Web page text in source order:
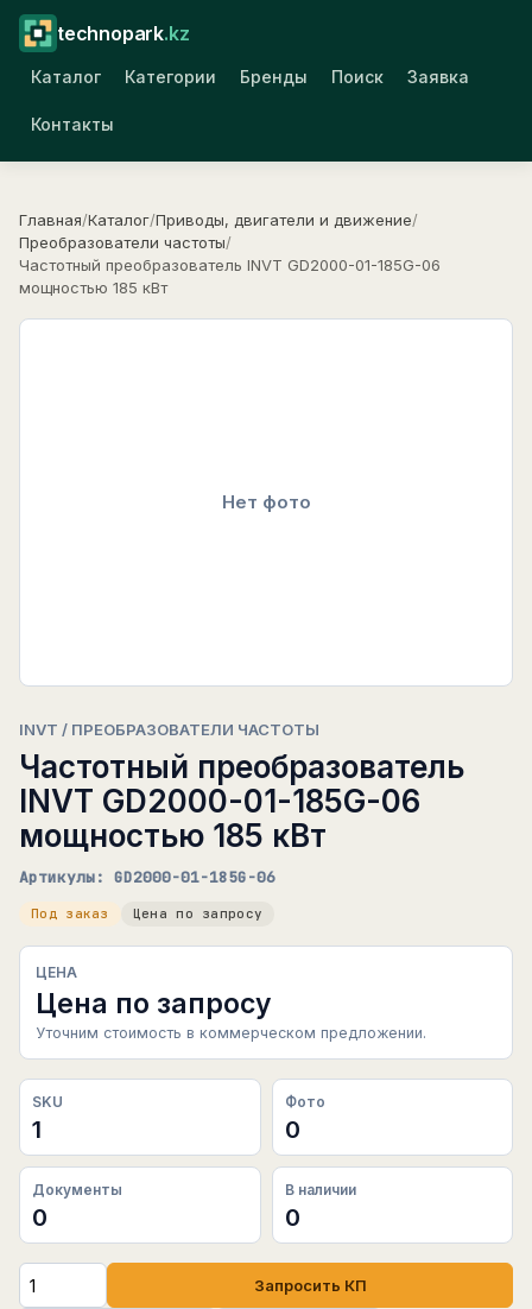
technopark.kz
Каталог Категории Бренды Поиск Заявка
Контакты
Главная/Каталог/Приводы, двигатели и движение/
Преобразователи частоты/
Частотный преобразователь INVT GD2000-01-185G-06
мощностью 185 кВт
Нет фото
INVT / ПРЕОБРАЗОВАТЕЛИ ЧАСТОТЫ
Частотный преобразователь
INVT GD2000-01-185G-06
мощностью 185 кВт
Артикулы: GD2000-01-185G-06
Под заказ Цена по запросу
ЦЕНА
Цена по запросу
Уточним стоимость в коммерческом предложении.
SKU
1
Фото
0
Документы
0
В наличии
0
Запросить КП